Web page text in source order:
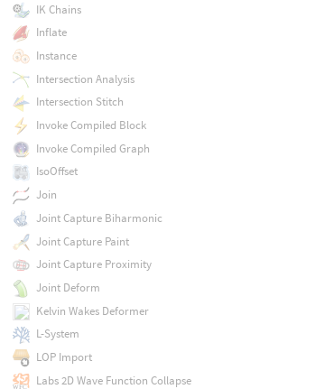
IK Chains
Inflate
Instance
Intersection Analysis
Intersection Stitch
Invoke Compiled Block
Invoke Compiled Graph
IsoOffset
Join
Joint Capture Biharmonic
Joint Capture Paint
Joint Capture Proximity
Joint Deform
Kelvin Wakes Deformer
L-System
LOP Import
Labs 2D Wave Function Collapse